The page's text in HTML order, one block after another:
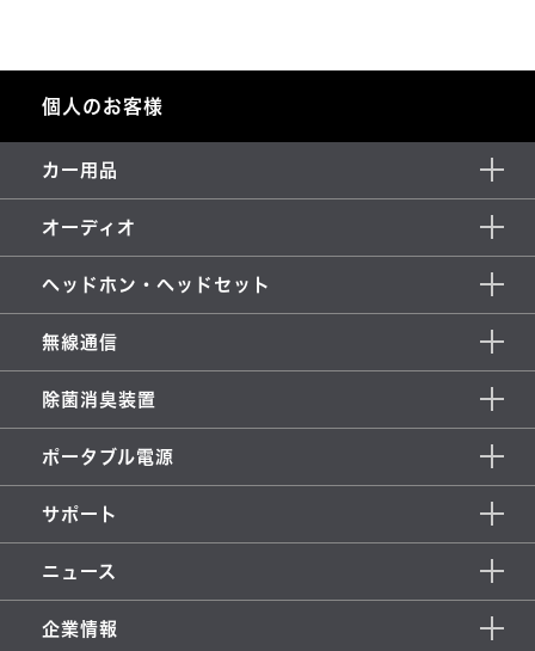
個人のお客様
カー用品
オーディオ
ヘッドホン・ヘッドセット
無線通信
除菌消臭装置
ポータブル電源
サポート
ニュース
企業情報